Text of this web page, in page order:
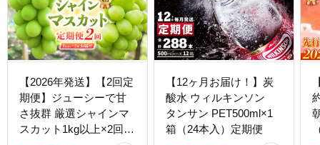
【2026年発送】【2回定
期便】ジューシーで甘
さ抜群 厳選シャインマ
スカット1kg以上×2回配
【12ヶ月お届け！】炭
酸水 ウィルキンソン
タンサン PET500ml×1
箱（24本入）定期便